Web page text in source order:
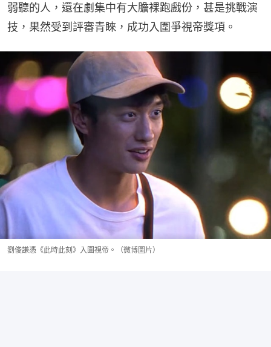
弱聽的人，還在劇集中有大膽裸跑戲份，甚是挑戰演
技，果然受到評審青睞，成功入圍爭視帝獎項。
劉俊謙憑《此時此刻》入圍視帝。（微博圖片）